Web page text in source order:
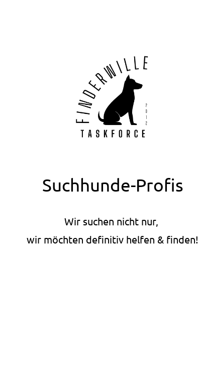
Suchhunde-Profis
Wir suchen nicht nur,
wir möchten definitiv helfen & finden!